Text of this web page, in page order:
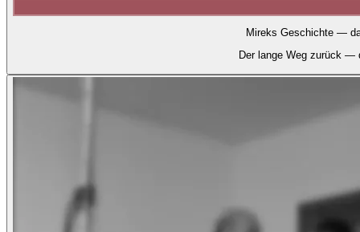
Mireks Geschichte —
Der lange Weg zurück —